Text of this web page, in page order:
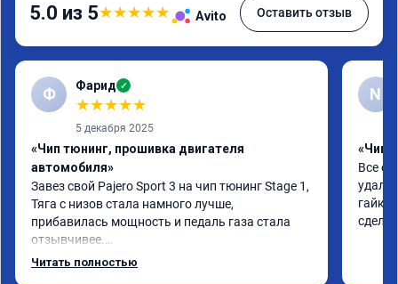
5.0 из 5★★★★★ Avito Оставить отзыв
Ф Фарид ✓
★★★★★
5 декабря 2025
«Чип тюнинг, прошивка двигателя
автомобиля»
Завез свой Pajero Sport 3 на чип тюнинг Stage 1,
Тяга с низов стала намного лучше,
прибавилась мощность и педаль газа стала
отзывчивее.
Читать полностью
N
«Чип
Все
гайки